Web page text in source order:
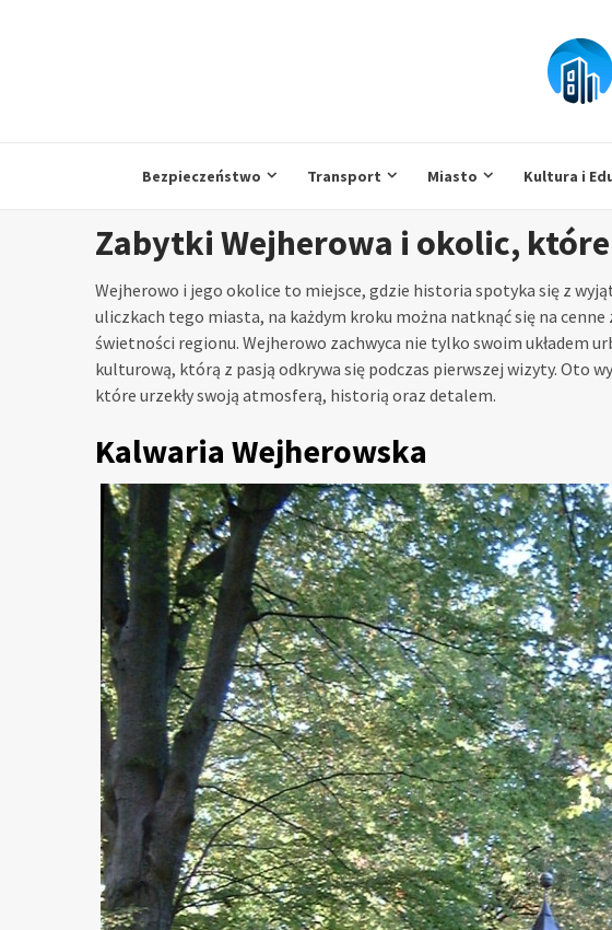
Bezpieczeństwo Transport Miasto Kultura i
Zabytki Wejherowa i okolic,
Wejherowo i jego okolice to miejsce, gdzie historia spotyka się z
uliczkach tego miasta, na każdym kroku można natknąć się na
świetności regionu. Wejherowo zachwyca nie tylko swoim układem
kulturową, którą z pasją odkrywa się podczas pierwszej wizyty. Oto
które urzekły swoją atmosferą, historią oraz detalem.
Kalwaria Wejherowska